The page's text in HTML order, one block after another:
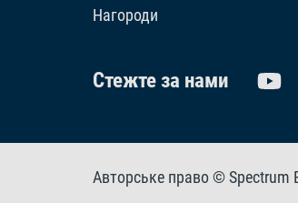
Hагороди
Стежте за нами
Авторське право © Spectrum